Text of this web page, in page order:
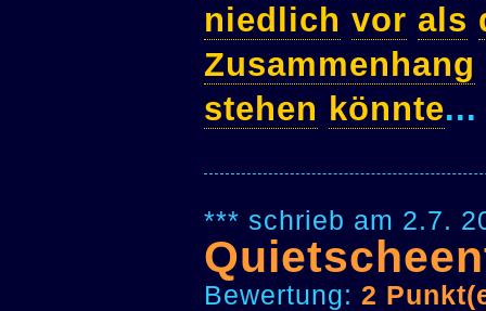
niedlich vor als
Zusammenhang
stehen könnte...
*** schrieb am 2.7.
Bewertung: 2